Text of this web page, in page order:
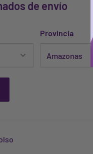
de envío
Provincia